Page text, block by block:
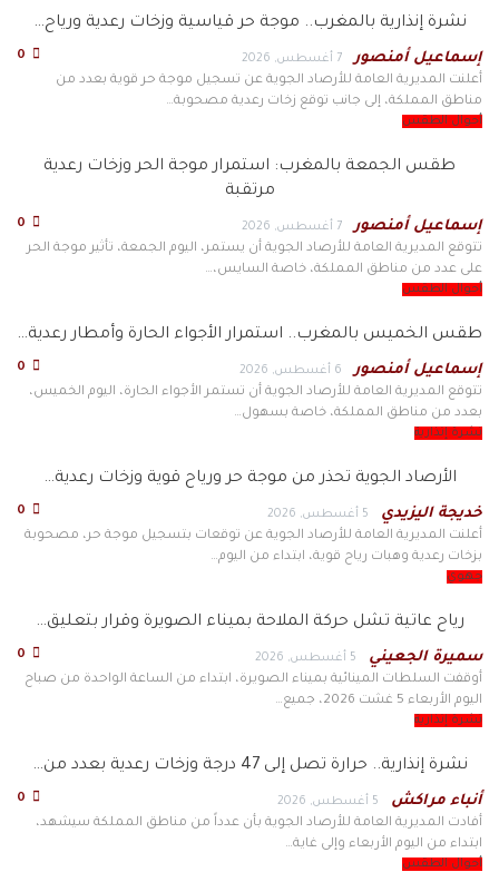
نشرة إنذارية بالمغرب.. موجة حر قياسية وزخات رعدية ورياح…
إسماعيل أمنصور 7 أغسطس, 2026
أعلنت المديرية العامة للأرصاد الجوية عن تسجيل موجة حر قوية بعدد من
مناطق المملكة، إلى جانب توقع زخات رعدية مصحوبة…
أحوال الطقس
طقس الجمعة بالمغرب: استمرار موجة الحر وزخات رعدية
مرتقبة
إسماعيل أمنصور 7 أغسطس, 2026
تتوقع المديرية العامة للأرصاد الجوية أن يستمر، اليوم الجمعة، تأثير موجة الحر
على عدد من مناطق المملكة، خاصة السايس،…
أحوال الطقس
طقس الخميس بالمغرب.. استمرار الأجواء الحارة وأمطار رعدية…
إسماعيل أمنصور 6 أغسطس, 2026
تتوقع المديرية العامة للأرصاد الجوية أن تستمر الأجواء الحارة، اليوم الخميس،
بعدد من مناطق المملكة، خاصة بسهول…
نشرة إنذارية
الأرصاد الجوية تحذر من موجة حر ورياح قوية وزخات رعدية…
خديجة اليزيدي 5 أغسطس, 2026
أعلنت المديرية العامة للأرصاد الجوية عن توقعات بتسجيل موجة حر، مصحوبة
بزخات رعدية وهبات رياح قوية، ابتداء من اليوم…
جهوي
رياح عاتية تشل حركة الملاحة بميناء الصويرة وقرار بتعليق…
سميرة الجعيني 5 أغسطس, 2026
أوقفت السلطات المينائية بميناء الصويرة، ابتداء من الساعة الواحدة من صباح
اليوم الأربعاء 5 غشت 2026، جميع…
نشرة إنذارية
نشرة إنذارية.. حرارة تصل إلى 47 درجة وزخات رعدية بعدد من…
أنباء مراكش 5 أغسطس, 2026
أفادت المديرية العامة للأرصاد الجوية بأن عدداً من مناطق المملكة سيشهد،
ابتداء من اليوم الأربعاء وإلى غاية…
أحوال الطقس